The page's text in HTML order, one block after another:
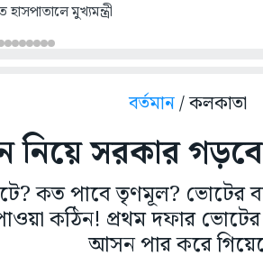
মুখ্যমন্ত্রী
বর্তমান/ কলকাতা
সরকার
কত পাবে তৃণমূল? ভোটের
কঠিন! প্রথম দফার
আসন পার করে